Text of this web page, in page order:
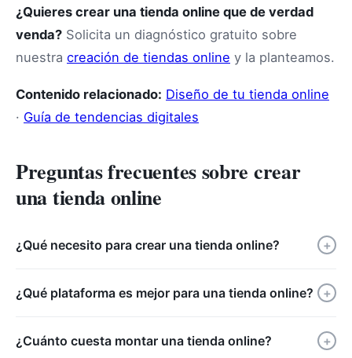
¿Quieres crear una tienda online que de verdad
venda? Solicita un diagnóstico gratuito sobre
nuestra creación de tiendas online y la planteamos.
Contenido relacionado: Diseño de tu tienda online
· Guía de tendencias digitales
Preguntas frecuentes sobre crear
una tienda online
¿Qué necesito para crear una tienda online? +
¿Qué plataforma es mejor para una tienda online? +
¿Cuánto cuesta montar una tienda online? +